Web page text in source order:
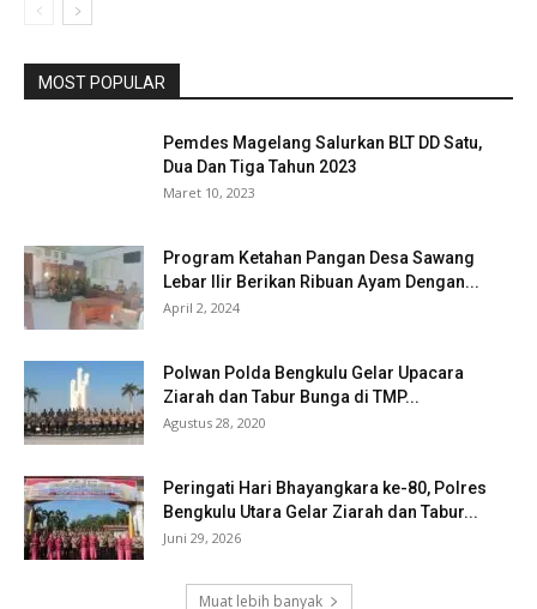
MOST POPULAR
Pemdes Magelang Salurkan BLT DD Satu,
Dua Dan Tiga Tahun 2023
Maret 10, 2023
Program Ketahan Pangan Desa Sawang
Lebar Ilir Berikan Ribuan Ayam Dengan...
April 2, 2024
Polwan Polda Bengkulu Gelar Upacara
Ziarah dan Tabur Bunga di TMP...
Agustus 28, 2020
Peringati Hari Bhayangkara ke-80, Polres
Bengkulu Utara Gelar Ziarah dan Tabur...
Juni 29, 2026
Muat lebih banyak